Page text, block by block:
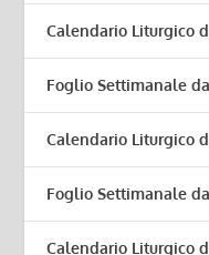
Calendario Liturgico
Foglio Settimanale
Calendario Liturgico
Foglio Settimanale
Calendario Liturgico